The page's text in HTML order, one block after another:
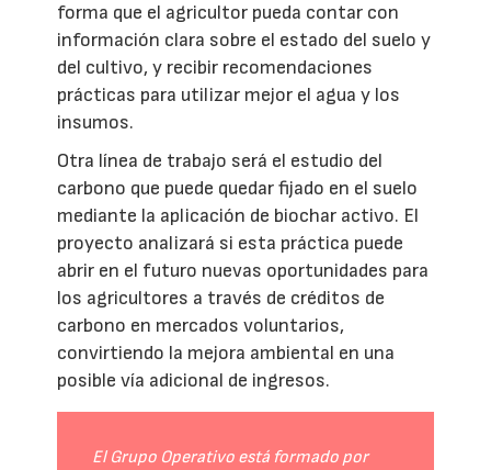
forma que el agricultor pueda contar con
información clara sobre el estado del suelo y
del cultivo, y recibir recomendaciones
prácticas para utilizar mejor el agua y los
insumos.
Otra línea de trabajo será el estudio del
carbono que puede quedar fijado en el suelo
mediante la aplicación de biochar activo. El
proyecto analizará si esta práctica puede
abrir en el futuro nuevas oportunidades para
los agricultores a través de créditos de
carbono en mercados voluntarios,
convirtiendo la mejora ambiental en una
posible vía adicional de ingresos.
El Grupo Operativo está formado por